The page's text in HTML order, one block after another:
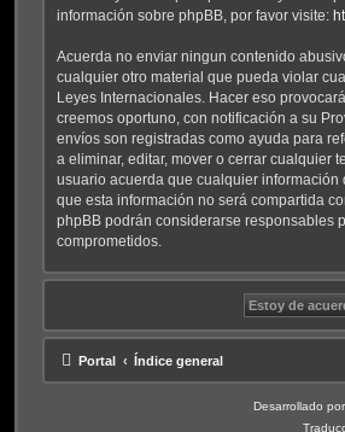
información sobre phpBB, por favor visite:
Acuerda no enviar ningun contenido
cualquier otro material que pueda violar
Leyes Internacionales. Hacer eso
creemos oportuno, con notificación a su
envíos son registradas como ayuda para
a eliminar, editar, mover o cerrar cualquier
usuario acuerda que cualquier
que esta información no será compartida
phpBB podrán considerarse responsables
comprometidos.
Portal Índice general
Desarrollado por